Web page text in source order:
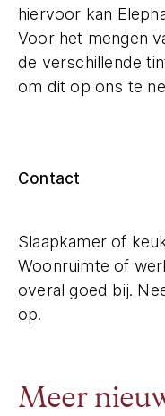
hiervoor kan
Voor het mengen
de verschillende
om dit op ons te
Contact
Slaapkamer of
Woonruimte of
overal goed bij.
op.
Meer